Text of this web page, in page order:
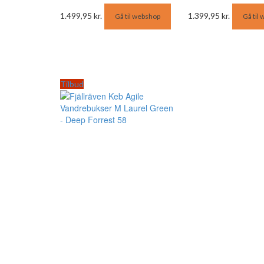
1.499,95 kr. Gå til webshop 1.399,95 kr. Gå til
Tilbud